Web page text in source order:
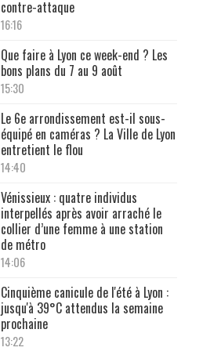
contre-attaque
16:16
Que faire à Lyon ce week-end ? Les
bons plans du 7 au 9 août
15:30
Le 6e arrondissement est-il sous-
équipé en caméras ? La Ville de Lyon
entretient le flou
14:40
Vénissieux : quatre individus
interpellés après avoir arraché le
collier d’une femme à une station
de métro
14:06
Cinquième canicule de l'été à Lyon :
jusqu'à 39°C attendus la semaine
prochaine
13:22